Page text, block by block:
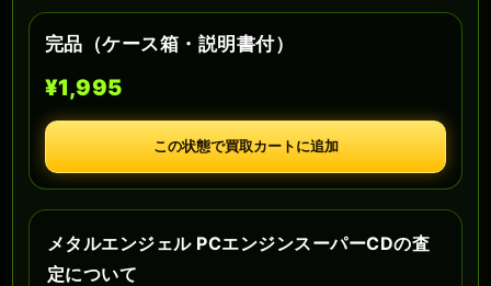
完品（ケース箱・説明書付）
¥1,995
この状態で買取カートに追加
メタルエンジェル PCエンジンスーパーCDの査
定について